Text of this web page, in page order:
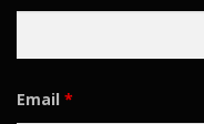
Email *